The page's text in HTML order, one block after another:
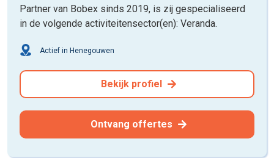
Partner van Bobex sinds 2019, is zij gespecialiseerd
in de volgende activiteitensector(en): Veranda.
Actief in Henegouwen
Bekijk profiel
Ontvang offertes